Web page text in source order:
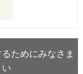
ためにみなさま